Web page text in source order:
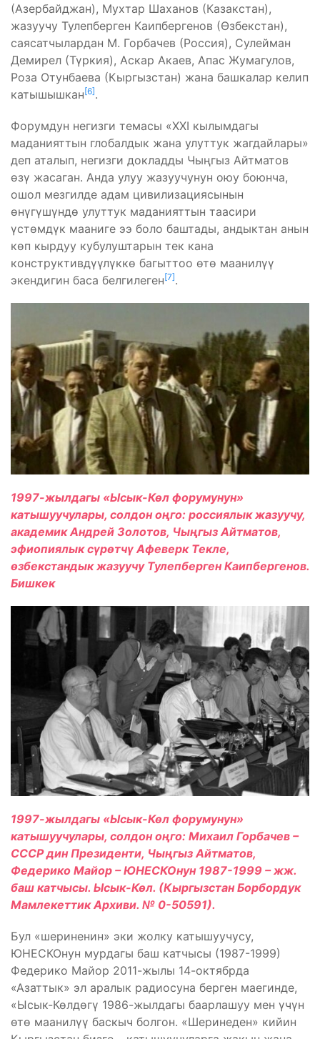
(Азербайджан), Мухтар Шаханов (Казакстан),
жазуучу Тулепберген Каипбергенов (Өзбекстан),
саясатчылардан М. Горбачев (Россия), Сулейман
Демирел (Түркия), Аскар Акаев, Апас Жумагулов,
Роза Отунбаева (Кыргызстан) жана башкалар келип
катышышкан[6].
Форумдун негизги темасы «XXI кылымдагы
маданияттын глобалдык жана улуттук жагдайлары»
деп аталып, негизги докладды Чыңгыз Айтматов
өзү жасаган. Анда улуу жазуучунун оюу боюнча,
ошол мезгилде адам цивилизациясынын
өнүгүшүндө улуттук маданияттын таасири
үстөмдүк мааниге ээ боло баштады, андыктан анын
көп кырдуу кубулуштарын тек кана
конструктивдүүлүккө багыттоо өтө маанилүү
экендигин баса белгилеген[7].
1997-жылдагы «Ысык-Көл форумунун»
катышуучулары, солдон оңго: россиялык жазуучу,
академик Андрей Золотов, Чыңгыз Айтматов,
эфиопиялык сүрөтчү Афеверк Текле,
өзбекстандык жазуучу Тулепберген Каипбергенов.
Бишкек
1997-жылдагы «Ысык-Көл форумунун»
катышуучулары, солдон оңго: Михаил Горбачев –
СССР дин Президенти, Чыңгыз Айтматов,
Федерико Майор – ЮНЕСКОнун 1987-1999 – жж.
баш катчысы. Ысык-Көл. (Кыргызстан Борбордук
Мамлекеттик Архиви. № 0-50591).
Бул «шериненин» эки жолку катышуучусу,
ЮНЕСКОнун мурдагы баш катчысы (1987-1999)
Федерико Майор 2011-жылы 14-октябрда
«Азаттык» эл аралык радиосуна берген маегинде,
«Ысык-Көлдөгү 1986-жылдагы баарлашуу мен үчүн
өтө маанилүү баскыч болгон. «Шеринеден» кийин